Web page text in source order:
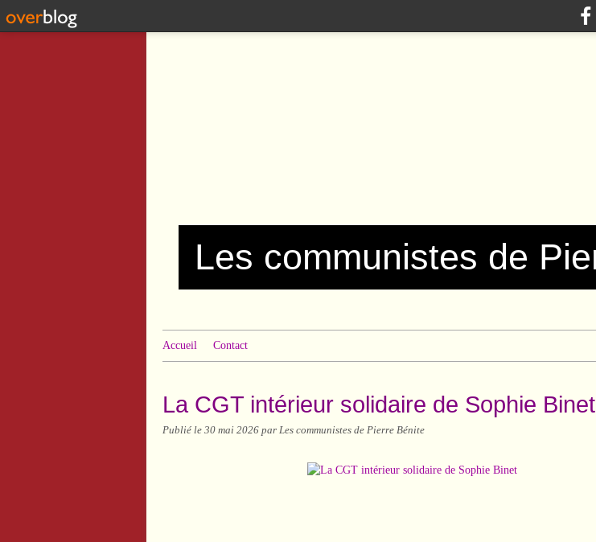
Accueil Contact
La CGT intérieur solidaire de Sophie Binet
Publié le 30 mai 2026 par Les communistes de Pierre Bénite